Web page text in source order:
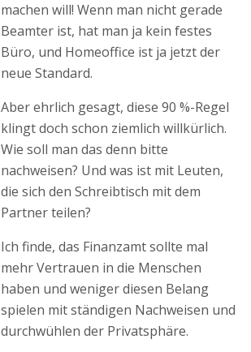
machen will! Wenn man nicht gerade
Beamter ist, hat man ja kein festes
Büro, und Homeoffice ist ja jetzt der
neue Standard.
Aber ehrlich gesagt, diese 90 %-Regel
klingt doch schon ziemlich willkürlich.
Wie soll man das denn bitte
nachweisen? Und was ist mit Leuten,
die sich den Schreibtisch mit dem
Partner teilen?
Ich finde, das Finanzamt sollte mal
mehr Vertrauen in die Menschen
haben und weniger diesen Belang
spielen mit ständigen Nachweisen und
durchwühlen der Privatsphäre.